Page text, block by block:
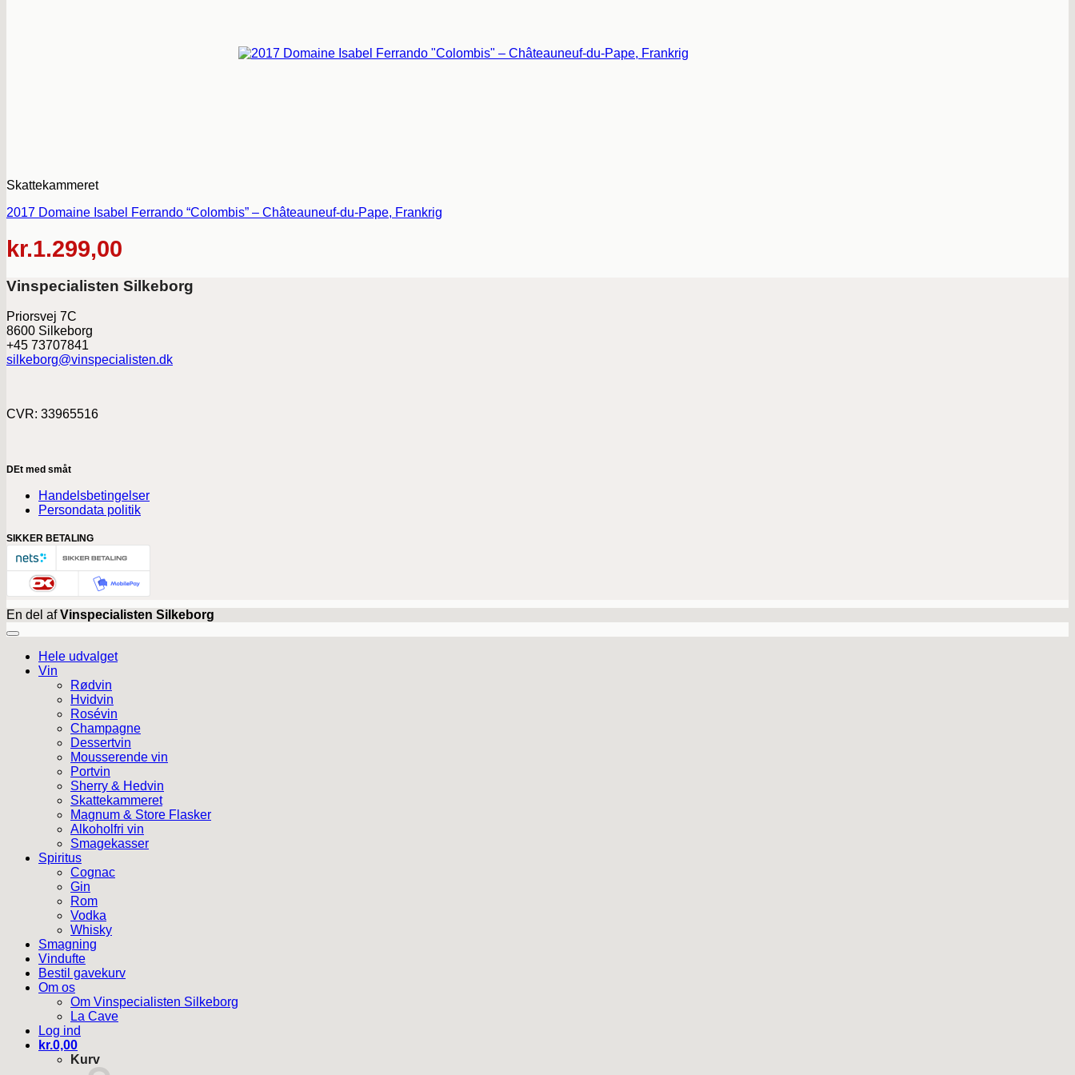
Skattekammeret
2017 Domaine Isabel Ferrando “Colombis” – Châteauneuf-du-Pape, Frankrig
kr.1.299,00
Vinspecialisten Silkeborg
Priorsvej 7C
8600 Silkeborg
+45 73707841
silkeborg@vinspecialisten.dk
CVR: 33965516
DEt med småt
Handelsbetingelser
Persondata politik
SIKKER BETALING
En del afVinspecialisten Silkeborg
Hele udvalget
Vin
Rødvin
Hvidvin
Rosévin
Champagne
Dessertvin
Mousserende vin
Portvin
Sherry & Hedvin
Skattekammeret
Magnum & Store Flasker
Alkoholfri vin
Smagekasser
Spiritus
Cognac
Gin
Rom
Vodka
Whisky
Smagning
Vindufte
Bestil gavekurv
Om os
Om Vinspecialisten Silkeborg
La Cave
Log ind
kr.0,00
Kurv